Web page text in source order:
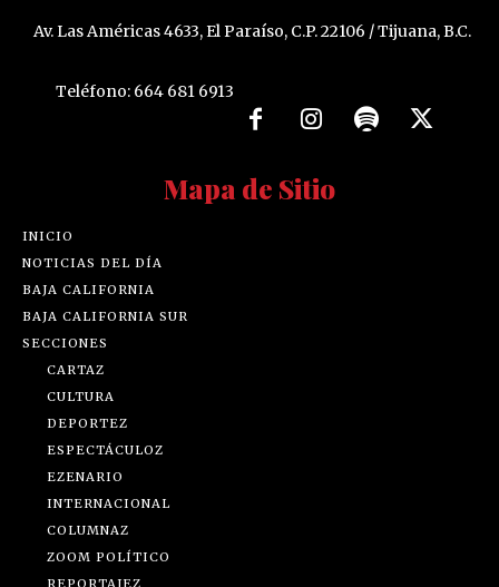
Av. Las Américas 4633, El Paraíso, C.P. 22106 / Tijuana, B.C.
Teléfono: 664 681 6913
Mapa de Sitio
INICIO
NOTICIAS DEL DÍA
BAJA CALIFORNIA
BAJA CALIFORNIA SUR
SECCIONES
CARTAZ
CULTURA
DEPORTEZ
ESPECTÁCULOZ
EZENARIO
INTERNACIONAL
COLUMNAZ
ZOOM POLÍTICO
REPORTAJEZ